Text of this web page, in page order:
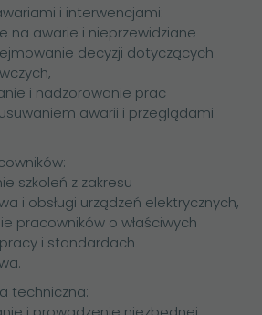
i interwencjami:
na awarie i nieprzewidziane
decyzji dotyczących
i nadzorowanie prac
awarii i przeglądami
szkoleń z zakresu
i obsługi urządzeń elektrycznych,
pracowników o właściwych
i standardach
techniczna: